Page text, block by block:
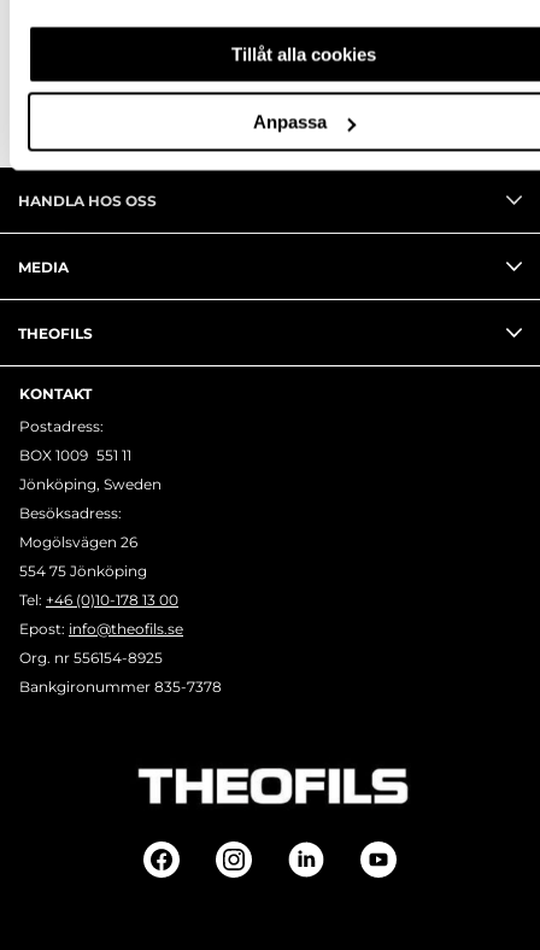
Tillåt alla cookies
Anpassa
HANDLA HOS OSS
MEDIA
THEOFILS
KONTAKT
Postadress:
BOX 1009 551 11
Jönköping, Sweden
Besöksadress:
Mogölsvägen 26
554 75 Jönköping
Tel: +46 (0)10-178 13 00
Epost: info@theofils.se
Org. nr 556154-8925
Bankgironummer 835-7378